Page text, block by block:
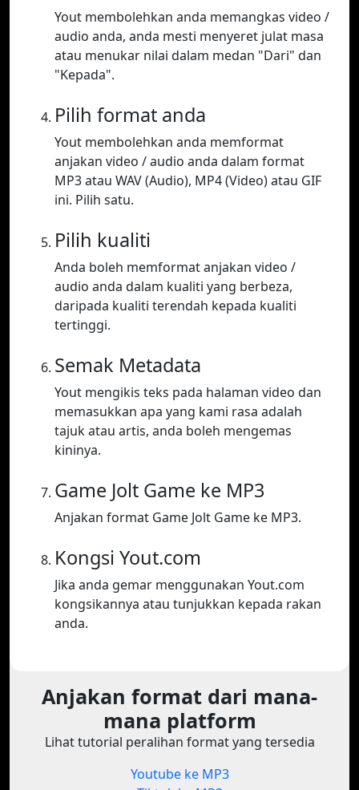
Yout membolehkan anda memangkas video /
audio anda, anda mesti menyeret julat masa
atau menukar nilai dalam medan "Dari" dan
"Kepada".
Pilih format anda
Yout membolehkan anda memformat
anjakan video / audio anda dalam format
MP3 atau WAV (Audio), MP4 (Video) atau GIF
ini. Pilih satu.
Pilih kualiti
Anda boleh memformat anjakan video /
audio anda dalam kualiti yang berbeza,
daripada kualiti terendah kepada kualiti
tertinggi.
Semak Metadata
Yout mengikis teks pada halaman video dan
memasukkan apa yang kami rasa adalah
tajuk atau artis, anda boleh mengemas
kininya.
Game Jolt Game ke MP3
Anjakan format Game Jolt Game ke MP3.
Kongsi Yout.com
Jika anda gemar menggunakan Yout.com
kongsikannya atau tunjukkan kepada rakan
anda.
Anjakan format dari mana-
mana platform
Lihat tutorial peralihan format yang tersedia
Youtube ke MP3